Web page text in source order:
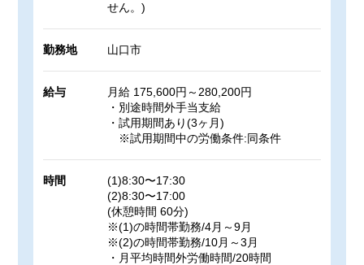
せん。)
勤務地 山口市
給与
月給 175,600円～280,200円
・別途時間外手当支給
・試用期間あり(3ヶ月)
※試用期間中の労働条件:同条件
時間
(1)8:30〜17:30
(2)8:30〜17:00
(休憩時間 60分)
※(1)の時間帯勤務/4月～9月
※(2)の時間帯勤務/10月～3月
・月平均時間外労働時間/20時間